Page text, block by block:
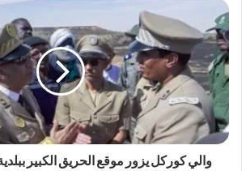
والي كوركل يزور موقع الحريق الكبير